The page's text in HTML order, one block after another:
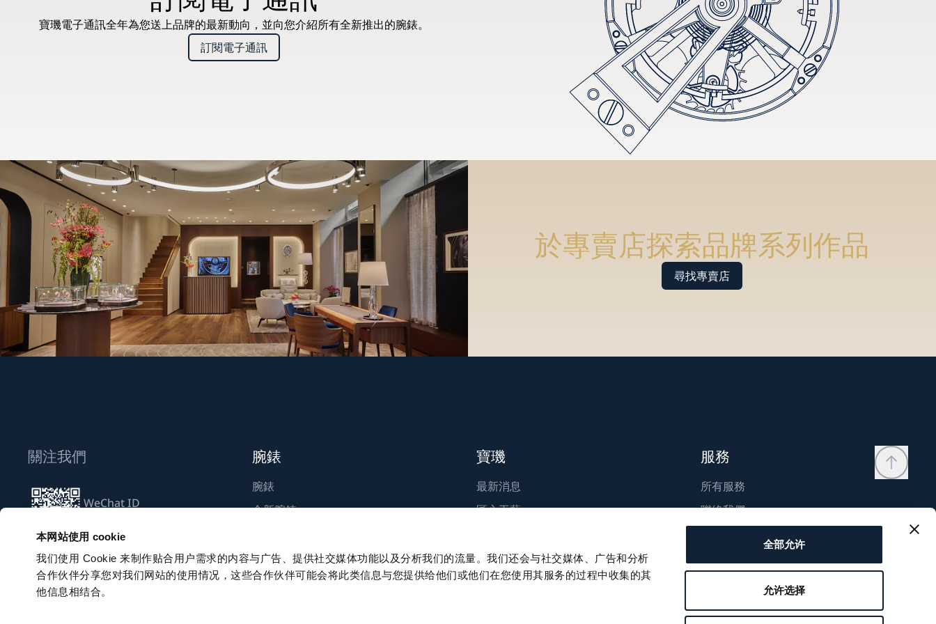
本网站使用 cookie
我们使用 Cookie 来制作贴合用户需求的内容与广告、提供社交媒体功能以及分析我们的流量。我们还会与社交媒体、广告和分析
合作伙伴分享您对我们网站的使用情况，这些合作伙伴可能会将此类信息与您提供给他们或他们在您使用其服务的过程中收集的其
他信息相结合。
全部允许
允许选择
寶璣電子通訊全年為您送上品牌的最新動向，並向您介紹所有全新推出的腕錶。
訂閱電子通訊
於專賣店探索品牌系列作品
尋找專賣店
關注我們
WeChat ID
訂閱電子通訊
腕錶
腕錶
全新腕錶
寶璣
最新消息
匠心工藝
永續發展
職涯發展
服務
所有服務
聯絡我們